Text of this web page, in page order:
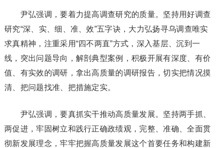
尹弘强调，要着力提高调查研究的质量。坚持用好调查
研究“深、实、细、准、效”五字诀，大力弘扬寻乌调查唯实
求真精神，注重采用“四不两直”方式，深入基层、沉到一
线，突出问题导向，解剖典型案例，积极开展有深度、有价
值、有实效的调研，拿出高质量的调研报告，切实把情况摸
清、把问题找准、把措施定实。
尹弘强调，要真抓实干推动高质量发展。坚持两手抓、
两促进，牢固树立和践行正确政绩观，完整、准确、全面贯
彻新发展理念，牢牢把握高质量发展这个首要任务和构建新